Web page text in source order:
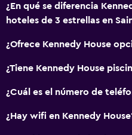
Vista a la ciudad
Accesibilidad y adecuación
Ascensor
¿En qué se diferencia
hoteles de 3 estrellas en
¿Ofrece Kennedy House
¿Tiene Kennedy House
¿Cuál es el número de
¿Hay wifi en Kennedy